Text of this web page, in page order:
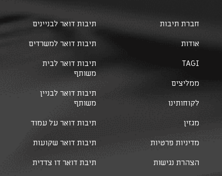
חברת תיבות
אודות
TAGI
ממליצים
לקוחותינו
מגזין
מדיניות פרטיות
הצהרת נגישות
תיבות דואר לבניינים
תיבות דואר למשרדים
תיבות דואר לבית
משותף
תיבות דואר לבניין
משותף
תיבות דואר על עמוד
תיבות דואר שקועות
תיבת דואר דו צדדית